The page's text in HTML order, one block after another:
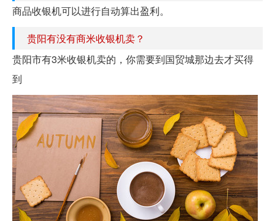
商品收银机可以进行自动算出盈利。
贵阳有没有商米收银机卖？
贵阳市有3米收银机卖的，你需要到国贸城那边去才买得
到